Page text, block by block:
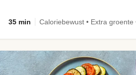
35 min Caloriebewust • Extra